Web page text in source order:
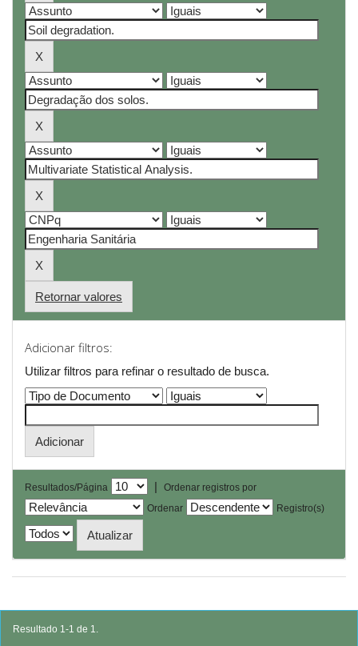
Retornar valores
Adicionar filtros:
Utilizar filtros para refinar o resultado de busca.
Resultados/Página |
Ordenar registros por
Ordenar
Registro(s)
Resultado 1-1 de 1.